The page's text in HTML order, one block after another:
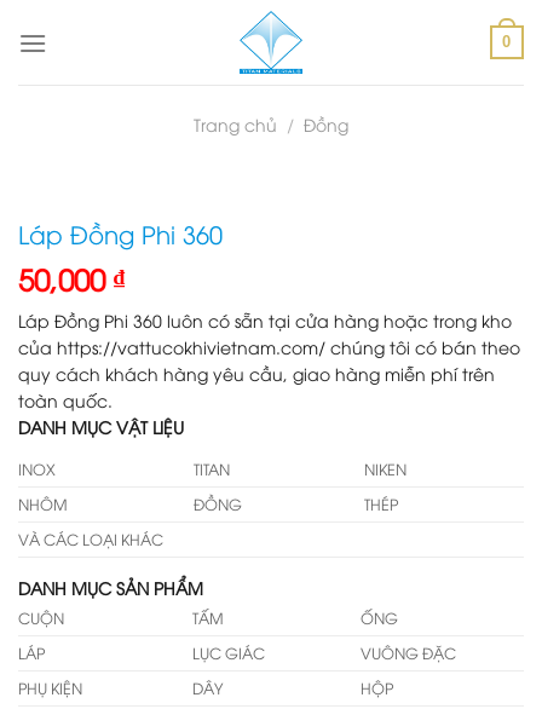
0
Trang chủ / Đồng
Láp Đồng Phi 360
50,000 ₫
Láp Đồng Phi 360 luôn có sẵn tại cửa hàng hoặc trong kho
của https://vattucokhivietnam.com/ chúng tôi có bán theo
quy cách khách hàng yêu cầu, giao hàng miễn phí trên
toàn quốc.
DANH MỤC VẬT LIỆU
INOX TITAN
NIKEN
NHÔM
ĐỒNG
THÉP
VÀ CÁC LOẠI KHÁC
DANH MỤC SẢN PHẨM
CUỘN TẤM
ỐNG
LÁP
LỤC GIÁC
VUÔNG ĐẶC
PHỤ KIỆN
DÂY
HỘP